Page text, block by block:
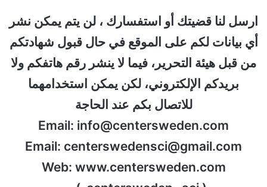
ارسل لنا قضيتك أو استفسارك ، لن يتم يمكن نشر
أي بيانات لكم على الموقع في حال قبول شهادتكم
من قبل هيئة التحرير، فيما لا ينشر رقم هاتفكم ولا
بريدكم الإلكتروني، لكن يمكن استخدامهما
للاتصال بكم عند الحاجة
Email: info@centersweden.com
Email: centerswedensci@gmail.com
Web: www.centersweden.com